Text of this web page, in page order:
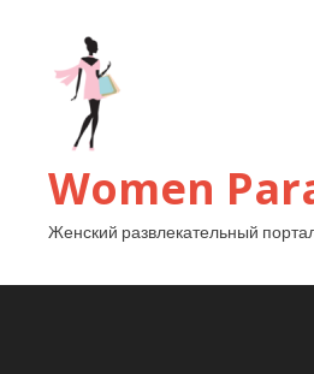
Women
Женский развлекательный